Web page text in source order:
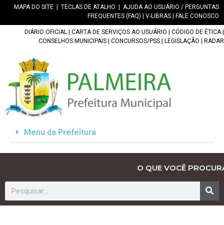
MAPA DO SITE TECLAS DE ATALHO
AJUDA AO USUÁRIO / PERGUNTAS
FREQUENTES (FAQ)
V-LIBRAS FALE CONOSCO
DIÁRIO OFICIAL CARTA DE SERVIÇOS AO USUÁRIO CÓDIGO DE ÉTICA|
CONSELHOS MUNICIPAIS
CONCURSOS/PSS LEGISLAÇÃO RADAR
Menu da Prefeitura
O QUE VOCÊ